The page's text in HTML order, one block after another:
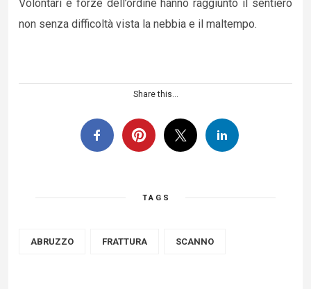
Volontari e forze dell’ordine hanno raggiunto il sentiero
non senza difficoltà vista la nebbia e il maltempo.
Share this...
TAGS
ABRUZZO FRATTURA SCANNO